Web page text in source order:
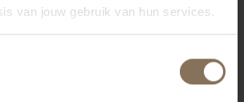
van jouw gebruik van hun services.
STOF -